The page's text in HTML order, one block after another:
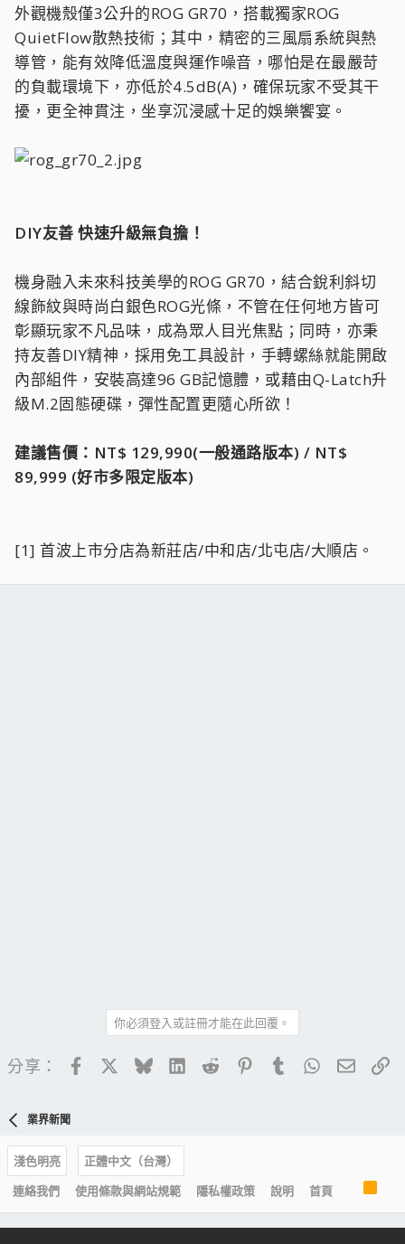
外觀機殼僅3公升的ROG GR70，搭載獨家ROG
QuietFlow散熱技術；其中，精密的三風扇系統與熱
導管，能有效降低溫度與運作噪音，哪怕是在最嚴苛
的負載環境下，亦低於4.5dB(A)，確保玩家不受其干
擾，更全神貫注，坐享沉浸感十足的娛樂饗宴。
DIY友善 快速升級無負擔！
機身融入未來科技美學的ROG GR70，結合銳利斜切
線飾紋與時尚白銀色ROG光條，不管在任何地方皆可
彰顯玩家不凡品味，成為眾人目光焦點；同時，亦秉
持友善DIY精神，採用免工具設計，手轉螺絲就能開啟
內部組件，安裝高達96 GB記憶體，或藉由Q-Latch升
級M.2固態硬碟，彈性配置更隨心所欲！
建議售價：NT$ 129,990(一般通路版本) / NT$
89,999 (好市多限定版本)
[1] 首波上市分店為新莊店/中和店/北屯店/大順店。
你必須登入或註冊才能在此回覆。
分享： FacebookBlueskyLinkedIn
Reddit PinterestTumblrWhatsApp
電子
業界新聞
淺色明亮
正體中文（台灣）
連絡我們
使用條款與網站規範 隱私權政策 說明 首頁
S